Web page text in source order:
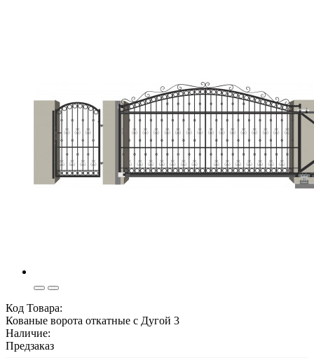
Код Товара:
Кованые ворота откатные с Дугой 3
Наличие:
Предзаказ